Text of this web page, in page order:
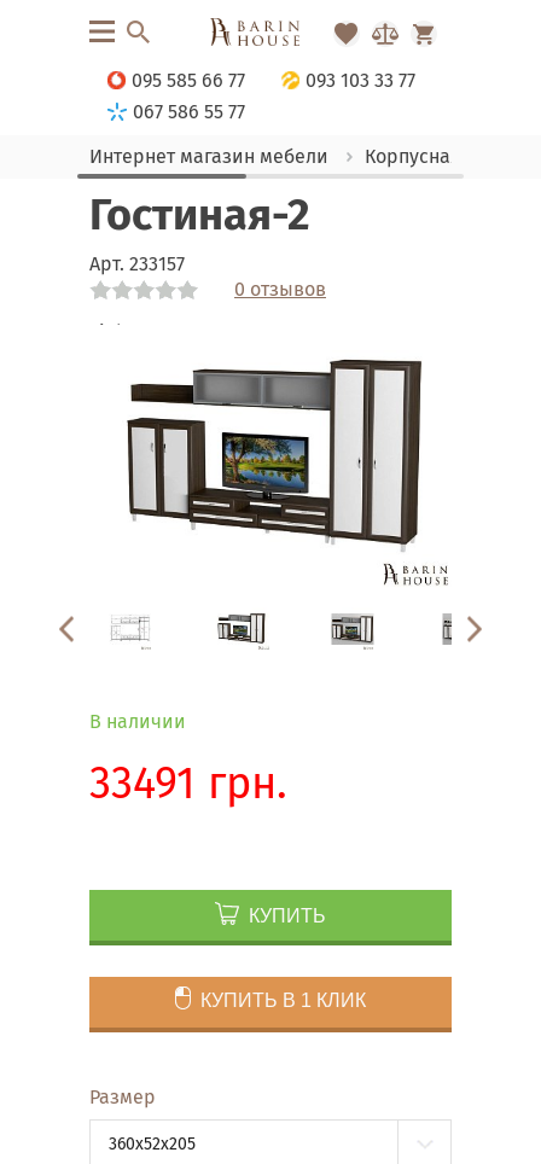
095 585 66 77
093 103 33 77
067 586 55 77
Интернет магазин мебели
Корпусная мебель
Гостиная-2
Арт. 233157
0 отзывов
Link
Link
Link
Link
В наличии
33491 грн.
КУПИТЬ
КУПИТЬ В 1 КЛИК
Размер
360x52x205